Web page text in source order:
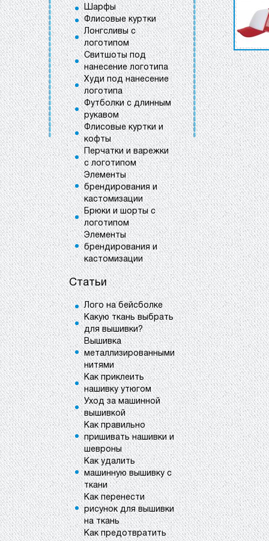
Шарфы
Флисовые куртки
Лонгсливы с
логотипом
Свитшоты под
нанесение логотипа
Худи под нанесение
логотипа
Футболки с длинным
рукавом
Флисовые куртки и
кофты
Перчатки и варежки
с логотипом
Элементы
брендирования и
кастомизации
Брюки и шорты с
логотипом
Элементы
брендирования и
кастомизации
Статьи
Лого на бейсболке
Какую ткань выбрать
для вышивки?
Вышивка
металлизированными
нитями
Как приклеить
нашивку утюгом
Уход за машинной
вышивкой
Как правильно
пришивать нашивки и
шевроны
Как удалить
машинную вышивку с
ткани
Как перенести
рисунок для вышивки
на ткань
Как предотвратить